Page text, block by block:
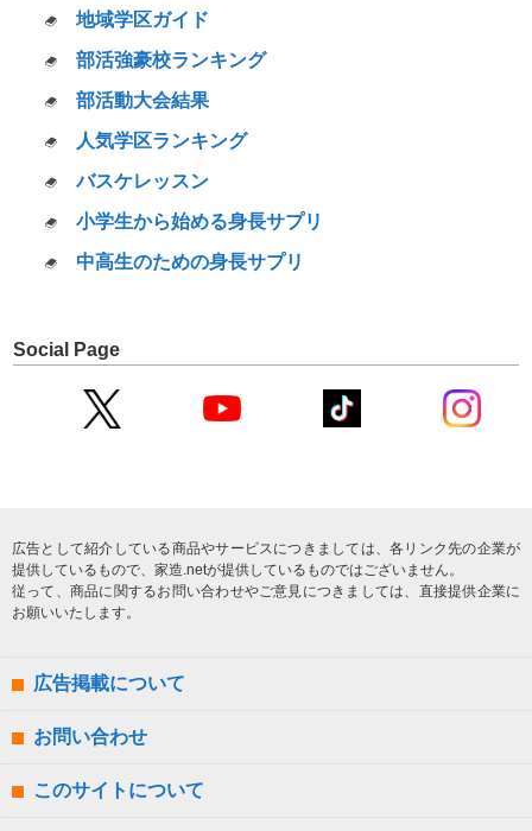
地域学区ガイド
部活強豪校ランキング
部活動大会結果
人気学区ランキング
バスケレッスン
小学生から始める身長サプリ
中高生のための身長サプリ
Social Page
広告として紹介している商品やサービスにつきましては、各リンク先の企業が
提供しているもので、家造.netが提供しているものではございません。
従って、商品に関するお問い合わせやご意見につきましては、直接提供企業に
お願いいたします。
広告掲載について
お問い合わせ
このサイトについて